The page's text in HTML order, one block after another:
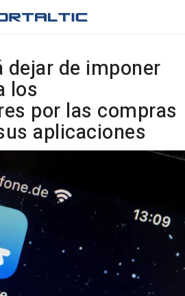
dejar de imponer
los
por las compras
aplicaciones